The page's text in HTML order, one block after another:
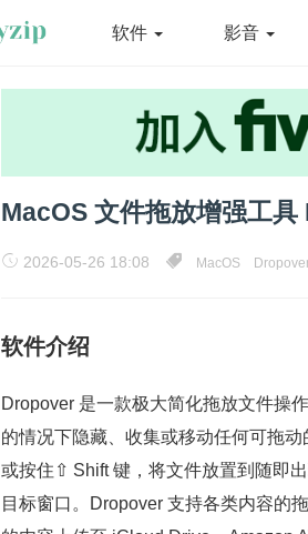
软件 影音
MacOS 文件拖放增强工
2026-05-26 18:08 MacOS
软件介绍
Dropover 是一款极大简化拖放文件操
的情况下隐藏、收集或移动任何可拖
或按住⇧ Shift 键，将文件放置到随即
目标窗口。Dropover 支持各类内容的